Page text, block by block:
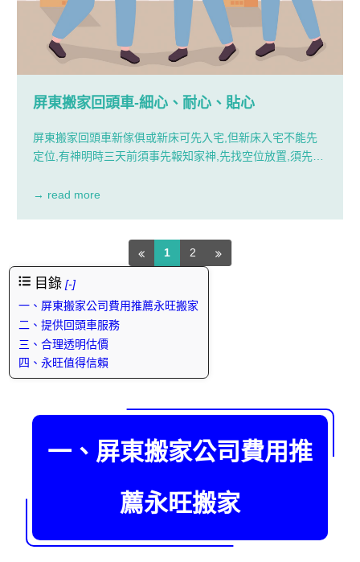
屏東搬家回頭車-細心、耐心、貼心
屏東搬家回頭車新傢俱或新床可先入宅,但新床入宅不能先
定位,有神明時三天前須事先報知家神,先找空位放置,須先至
件物品一起入宅, 春米一包、煎匙一個
→ read more
1 2
目錄 [-]
一、屏東搬家公司費用推薦永旺搬家
二、提供回頭車服務
三、合理透明估價
四、永旺值得信賴
一、屏東搬家公司費用推
薦永旺搬家